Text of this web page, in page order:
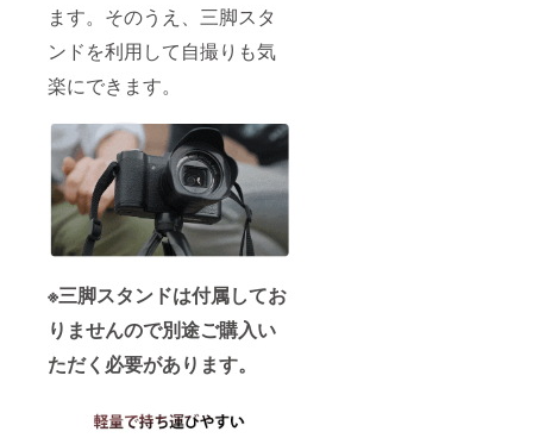
ます。そのうえ、三脚スタ
ンドを利用して自撮りも気
楽にできます。
※三脚スタンドは付属してお
りませんので別途ご購入い
ただく必要があります。